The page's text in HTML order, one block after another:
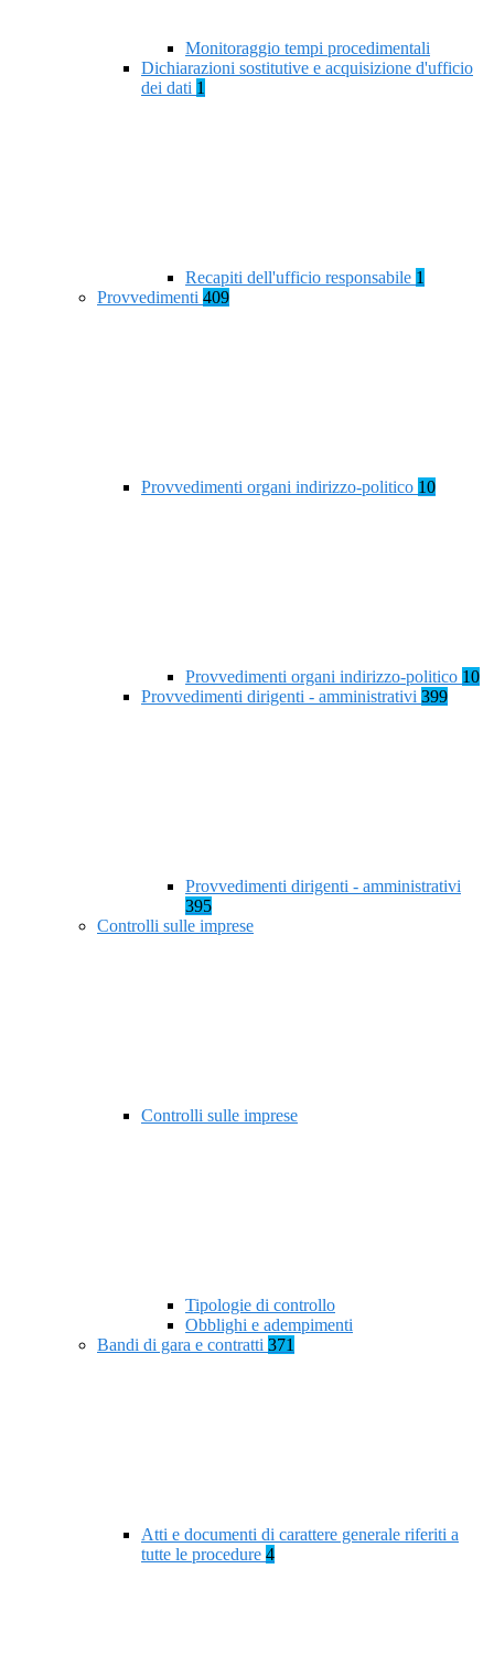
Monitoraggio tempi procedimentali
Dichiarazioni sostitutive e acquisizione d'ufficio
dei dati 1
Recapiti dell'ufficio responsabile 1
Provvedimenti 409
Provvedimenti organi indirizzo-politico 10
Provvedimenti organi indirizzo-politico 10
Provvedimenti dirigenti - amministrativi 399
Provvedimenti dirigenti - amministrativi
395
Controlli sulle imprese
Controlli sulle imprese
Tipologie di controllo
Obblighi e adempimenti
Bandi di gara e contratti 371
Atti e documenti di carattere generale riferiti a
tutte le procedure 4